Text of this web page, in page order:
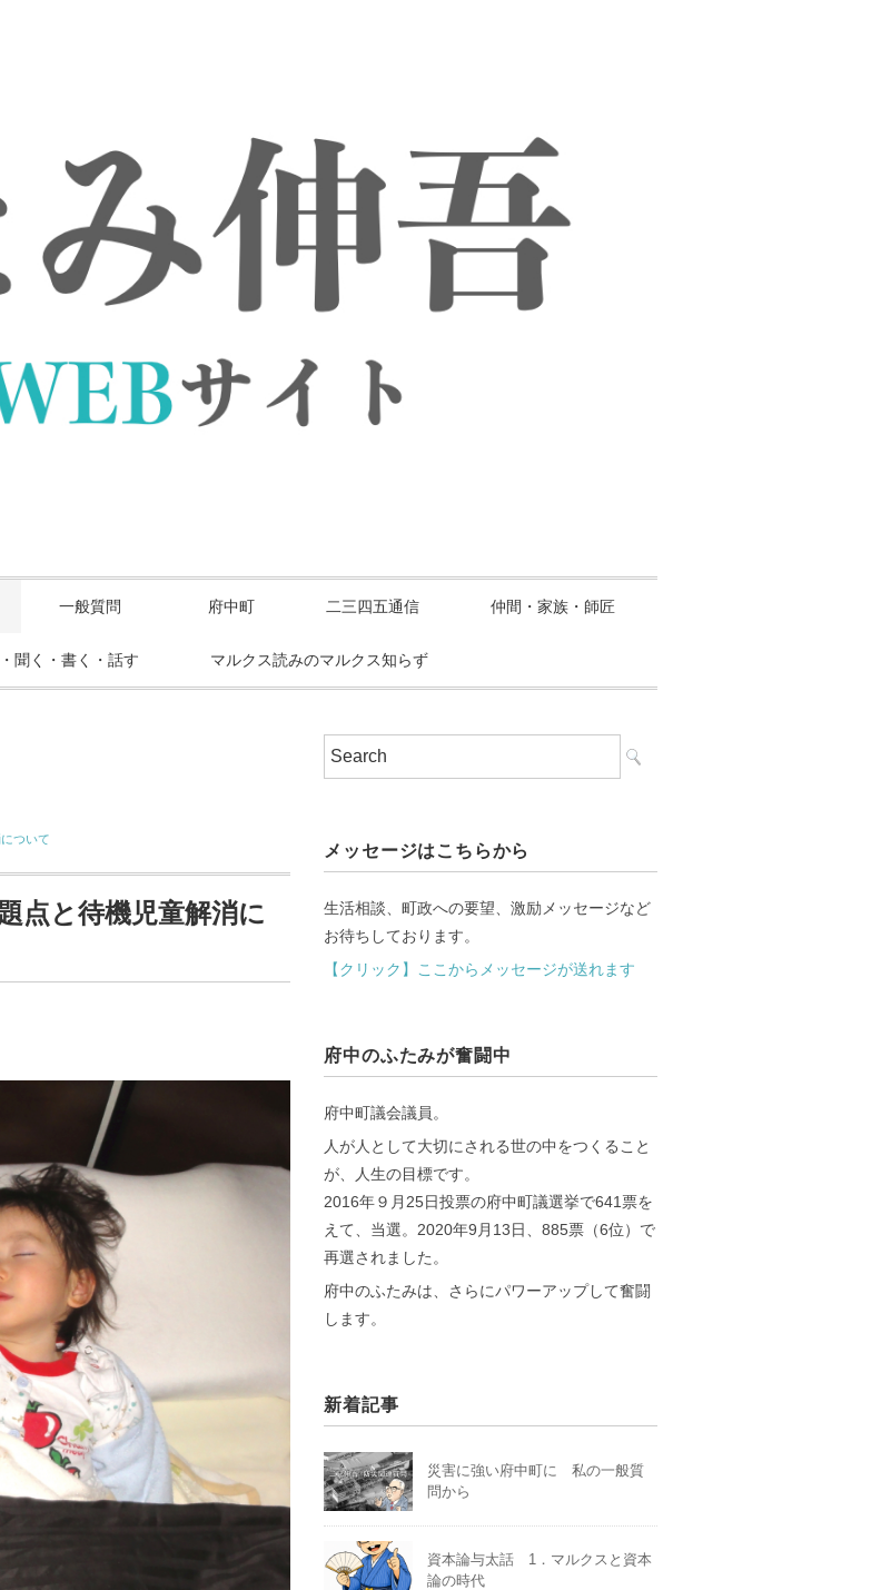
一般質問 府中町 二三四五通信 仲間・家族・師匠
聞く・書く・話す マルクス読みのマルクス知らず
ついて
点と待機児童解消に
メッセージはこちらから
生活相談、町政への要望、激励メッセージなど
お待ちしております。
【クリック】ここからメッセージが送れます
府中のふたみが奮闘中
府中町議会議員。
人が人として大切にされる世の中をつくること
が、人生の目標です。
2016年９月25日投票の府中町議選挙で641票を
えて、当選。2020年9月13日、885票（6位）で
再選されました。
府中のふたみは、さらにパワーアップして奮闘
します。
新着記事
災害に強い府中町に 私の一般質
問から
資本論与太話 1．マルクスと資本
論の時代